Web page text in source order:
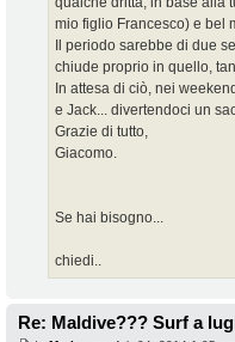
mio figlio Francesco) e bel
Il periodo sarebbe di due
chiude proprio in quello,
In attesa di ciò, nei
e Jack... divertendoci un
Grazie di tutto,
Giacomo.
Se hai bisogno...
chiedi..
Re: Maldive??? Surf a